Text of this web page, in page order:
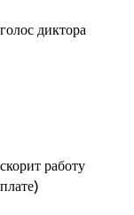
диктора
работу